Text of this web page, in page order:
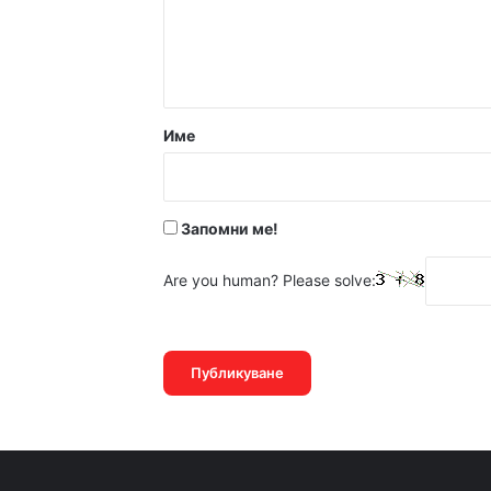
Име
Запомни ме!
Are you human? Please solve: